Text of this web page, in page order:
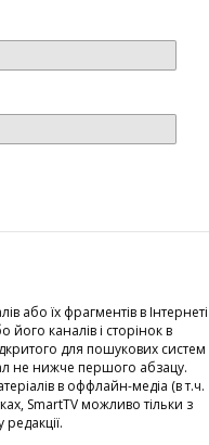
або їх фрагментів в Інтернеті
каналів і сторінок в
для пошукових систем
не нижче першого абзацу.
в оффлайн-медіа (в т.ч.
SmartTV можливо тільки з